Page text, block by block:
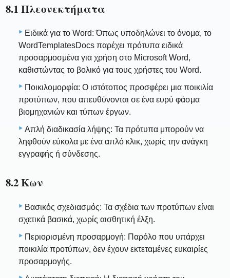
8.1 Πλεονεκτήματα
Ειδικά για το Word: Όπως υποδηλώνει το όνομα, το
WordTemplatesDocs παρέχει πρότυπα ειδικά
προσαρμοσμένα για χρήση στο Microsoft Word,
καθιστώντας το βολικό για τους χρήστες του Word.
Ποικιλομορφία: Ο ιστότοπος προσφέρει μια ποικιλία
προτύπων, που απευθύνονται σε ένα ευρύ φάσμα
βιομηχανιών και τύπων έργων.
Απλή διαδικασία λήψης: Τα πρότυπα μπορούν να
ληφθούν εύκολα με ένα απλό κλικ, χωρίς την ανάγκη
εγγραφής ή σύνδεσης.
8.2 Κων
Βασικός σχεδιασμός: Τα σχέδια των προτύπων είναι
σχετικά βασικά, χωρίς αισθητική έλξη.
Περιορισμένη προσαρμογή: Παρόλο που υπάρχει
ποικιλία προτύπων, δεν έχουν εκτεταμένες ευκαιρίες
προσαρμογής.